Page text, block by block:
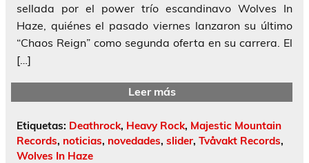
sellada por el power trío escandinavo Wolves In
Haze, quiénes el pasado viernes lanzaron su último
“Chaos Reign” como segunda oferta en su carrera. El
[…]
Leer más
Etiquetas: Deathrock, Heavy Rock, Majestic Mountain
Records, noticias, novedades, slider, Tvåvakt Records,
Wolves In Haze